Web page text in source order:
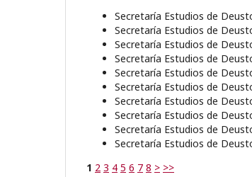
Secretaría Estudios de
Secretaría Estudios de
Secretaría Estudios de
Secretaría Estudios de
Secretaría Estudios de
Secretaría Estudios de
Secretaría Estudios de
Secretaría Estudios de
Secretaría Estudios de
Secretaría Estudios de
1 2 3 4 5 6 7 8 > >>